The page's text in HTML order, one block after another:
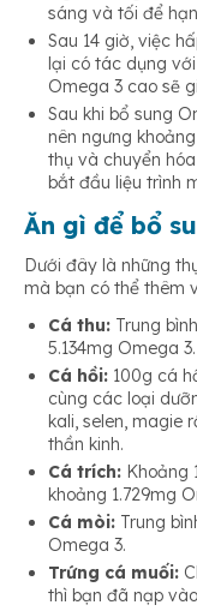
sáng và tối để
Sau 14 giờ, việc
lại có tác dụng
Omega 3 cao sẽ
Sau khi bổ sung
nên ngưng
thụ và chuyển
bắt đầu liệu trình
Ăn gì để bổ
Dưới đây là những
mà bạn có thể thêm
Cá thu: Trung
5.134mg Omega 3.
Cá hồi: 100g cá
cùng các loại
kali, selen, magie
thần kinh.
Cá trích: Khoảng
khoảng 1.729mg
Cá mòi: Trung
Omega 3.
Trứng cá muối:
thì bạn đã nạp